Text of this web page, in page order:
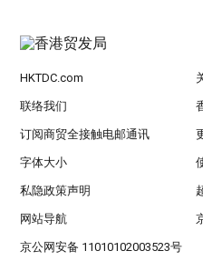
HKTDC.com
联络我们
订阅商贸全接触电邮通讯
字体大小
私隐政策声明
网站导航
京公网安备 11010102003523号